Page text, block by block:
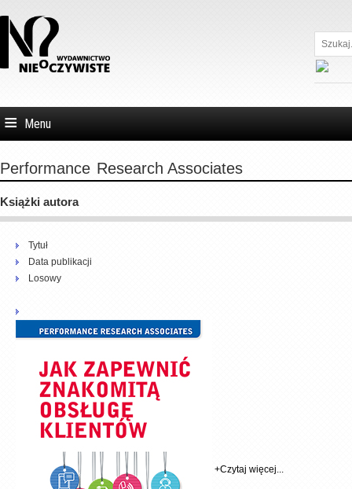
Szukaj...
Menu
Performance Research Associates
Książki autora
Tytuł
Data publikacji
Losowy
+Czytaj więcej...